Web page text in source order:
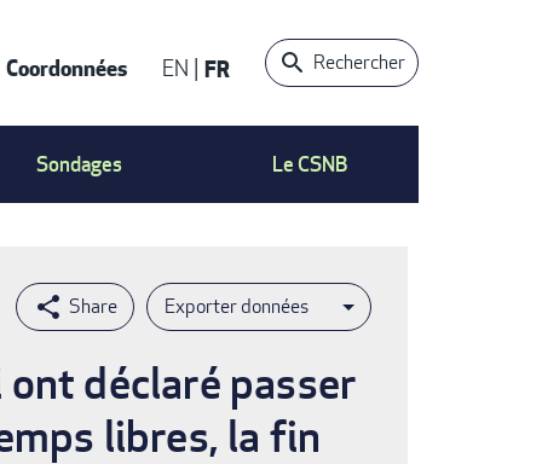
Coordonnées EN FR Rechercher
Sondages Le CSNB
Exporter données
ont déclaré passer
libres, la fin